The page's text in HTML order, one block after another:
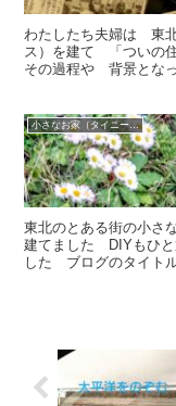
わたしたち夫婦は 東
ス）を建て 「ついの
その過程や 背景とな
小さなお家（タイニーハウス）で暮らす
東北のとある街の小さ
建てました DIYもひ
した ブログのタイト